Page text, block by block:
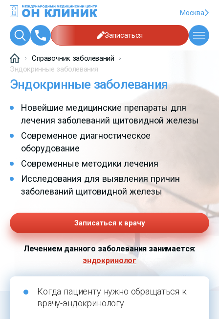
Москва
Записаться
Справочник заболеваний
Эндокринные заболевания
Эндокринные заболевания
Новейшие медицинские препараты для
лечения заболеваний щитовидной железы
Современное диагностическое
оборудование
Современные методики лечения
Исследования для выявления причин
заболеваний щитовидной железы
Записаться к врачу
Лечением данного заболевания занимается:
эндокринолог
Когда пациенту нужно обращаться к
врачу-эндокринологу